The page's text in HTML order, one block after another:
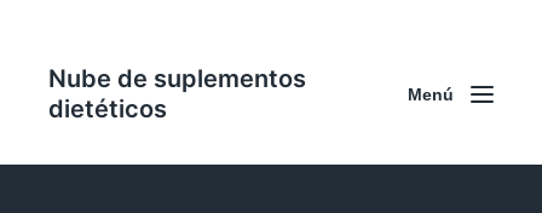
Nube de suplementos
dietéticos
Menú